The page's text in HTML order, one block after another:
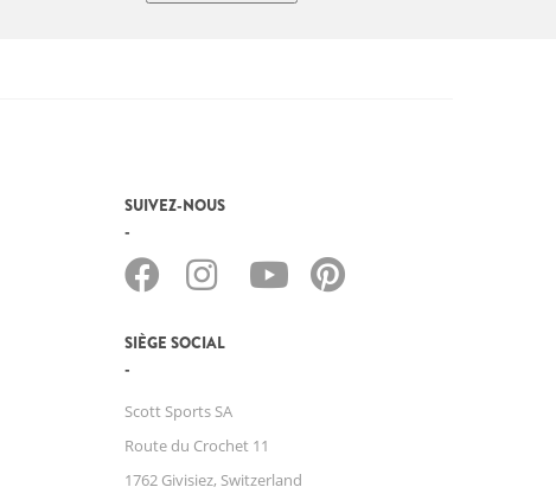
SUIVEZ-NOUS
SIÈGE SOCIAL
Scott Sports SA
Route du Crochet 11
1762 Givisiez, Switzerland